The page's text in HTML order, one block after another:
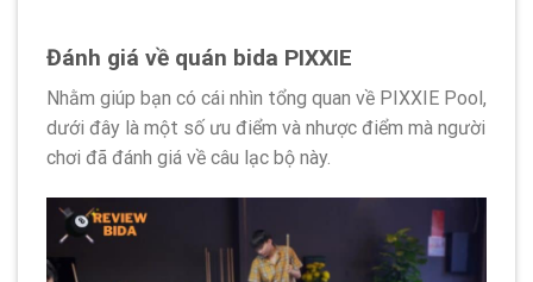
Đánh giá về quán bida PIXXIE
Nhằm giúp bạn có cái nhìn tổng quan về PIXXIE Pool,
dưới đây là một số ưu điểm và nhược điểm mà người
chơi đã đánh giá về câu lạc bộ này.